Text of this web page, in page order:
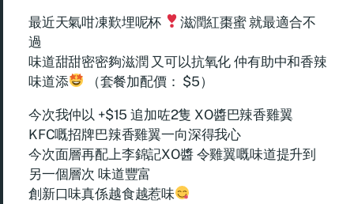
最近天氣咁凍歎埋呢杯
滋潤紅棗蜜 就最適合不
過
味道甜甜密密夠滋潤 又可以抗氧化 仲有助中和香辣
味道添
（套餐加配價： $5）
今次我仲以 +$15 追加咗2隻 XO醬巴辣香雞翼
KFC嘅招牌巴辣香雞翼一向深得我心
今次面層再配上李錦記XO醬 令雞翼嘅味道提升到
另一個層次 味道豐富
創新口味真係越食越惹味